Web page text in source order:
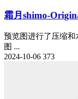
霜月shimo-
预览图进行了压缩
图 ...
2024-10-06 373